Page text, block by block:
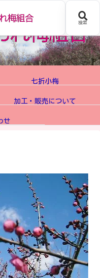
七折小梅
加工・販売について
せ
検索